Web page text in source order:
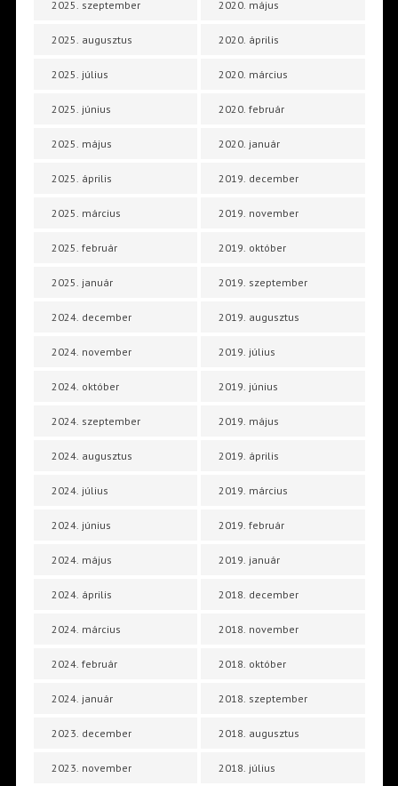
2025. szeptember
2025. augusztus
2025. július
2025. június
2025. május
2025. április
2025. március
2025. február
2025. január
2024. december
2024. november
2024. október
2024. szeptember
2024. augusztus
2024. július
2024. június
2024. május
2024. április
2024. március
2024. február
2024. január
2023. december
2023. november
2020. május
2020. április
2020. március
2020. február
2020. január
2019. december
2019. november
2019. október
2019. szeptember
2019. augusztus
2019. július
2019. június
2019. május
2019. április
2019. március
2019. február
2019. január
2018. december
2018. november
2018. október
2018. szeptember
2018. augusztus
2018. július